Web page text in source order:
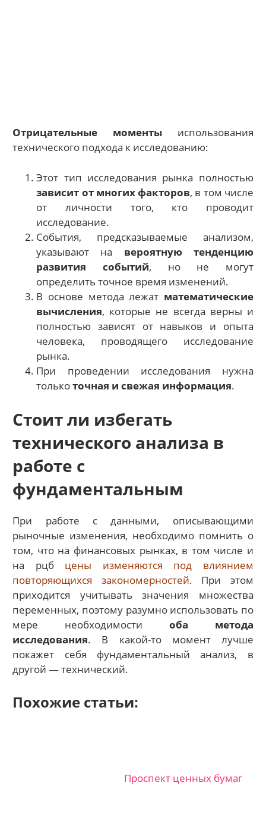
Отрицательные моменты использования
технического подхода к исследованию:
Этот тип исследования рынка полностью
зависит от многих факторов, в том числе
от личности того, кто проводит
исследование.
События, предсказываемые анализом,
указывают на вероятную тенденцию
развития событий, но не могут
определить точное время изменений.
В основе метода лежат математические
вычисления, которые не всегда верны и
полностью зависят от навыков и опыта
человека, проводящего исследование
рынка.
При проведении исследования нужна
толькоточная и свежая информация.
Стоит ли избегать
технического анализа в
работе с
фундаментальным
При работе с данными, описывающими
рыночные изменения, необходимо помнить о
том, что на финансовых рынках, в том числе и
на рцб цены изменяются под влиянием
повторяющихся закономерностей. При этом
приходится учитывать значения множества
переменных, поэтому разумно использовать по
мере необходимости оба метода
исследования. В какой-то момент лучше
покажет себя фундаментальный анализ, в
другой — технический.
Похожие статьи:
Проспект ценных бумаг